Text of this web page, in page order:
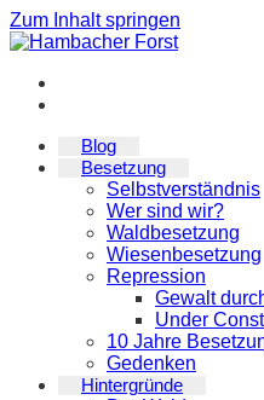
Zum Inhalt springen
Blog
Besetzung
Selbstverständnis
Wer sind wir?
Waldbesetzung
Wiesenbesetzung
Repression
Gewalt
Under
10 Jahre
Gedenken
Hintergründe